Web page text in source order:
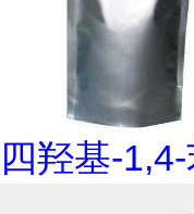
四羟基-